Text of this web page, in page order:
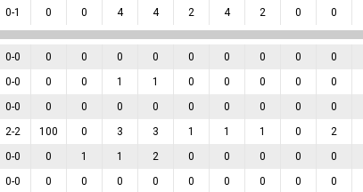
0-1 0 0 4 4 2 4 2 0 0
0-0 0 0 0 0 0 0 0 0 0
0-0 0 0 1 1 0 0 0 0 0
0-0 0 0 0 0 0 0 0 0 0
2-2 100 0 3 3 1 1 1 0 2
0-0 0 1 1 2 0 0 0 0 0
0-0 0 0 0 0 0 0 0 0 0